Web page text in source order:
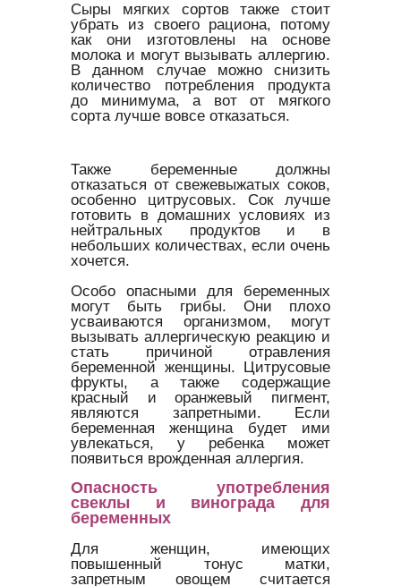
Сыры мягких сортов также стоит
убрать из своего рациона, потому
как они изготовлены на основе
молока и могут вызывать аллергию.
В данном случае можно снизить
количество потребления продукта
до минимума, а вот от мягкого
сорта лучше вовсе отказаться.
Также беременные должны
отказаться от свежевыжатых соков,
особенно цитрусовых. Сок лучше
готовить в домашних условиях из
нейтральных продуктов и в
небольших количествах, если очень
хочется.
Особо опасными для беременных
могут быть грибы. Они плохо
усваиваются организмом, могут
вызывать аллергическую реакцию и
стать причиной отравления
беременной женщины. Цитрусовые
фрукты, а также содержащие
красный и оранжевый пигмент,
являются запретными. Если
беременная женщина будет ими
увлекаться, у ребенка может
появиться врожденная аллергия.
Опасность употребления
свеклы и винограда для
беременных
Для женщин, имеющих
повышенный тонус матки,
запретным овощем считается